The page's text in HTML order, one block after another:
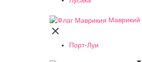
Маврикий

Порт-Луи